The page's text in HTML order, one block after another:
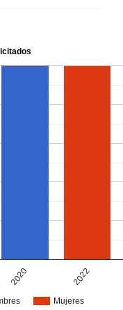
Mujeres
2020 2022